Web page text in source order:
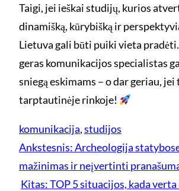
Taigi, jei ieškai studijų, kurios
dinamišką, kūrybišką ir
Lietuva gali būti puiki vieta
geras komunikacijos specialistas
sniegą eskimams – o dar geriau, jei
tarptautinėje rinkoje!
komunikacija, studijos
Ankstesnis:Archeologija
mažinimas ir neįvertinti
Kitas:TOP 5 situacijos, kada